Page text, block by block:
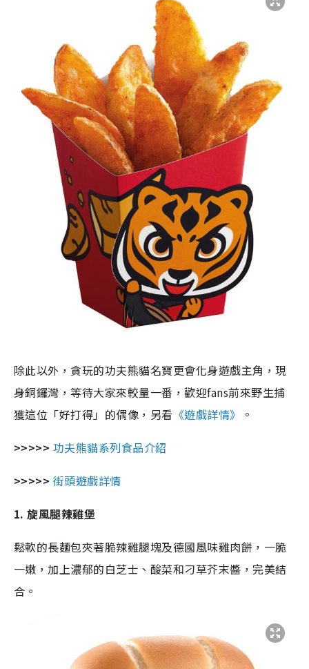
除此以外，貪玩的功夫熊貓名寶更會化身遊戲主角，現
身銅鑼灣，等待大家來較量一番，歡迎fans前來野生捕
獲這位「好打得」的偶像，另看 《遊戲詳情》
。
>>>>> 功夫熊貓系列食品介紹
>>>>> 街頭遊戲詳情
1. 旋風腿辣雞堡
鬆軟的長麵包夾著脆辣雞腿塊及德國風味雞肉餅，一脆
一嫩，加上濃郁的白芝士、酸菜和刁草芥末醬，完美結
合。